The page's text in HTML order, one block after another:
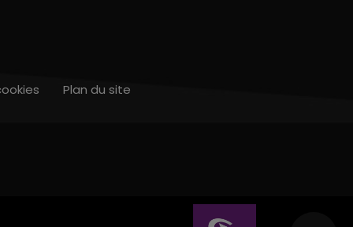
Plan du site